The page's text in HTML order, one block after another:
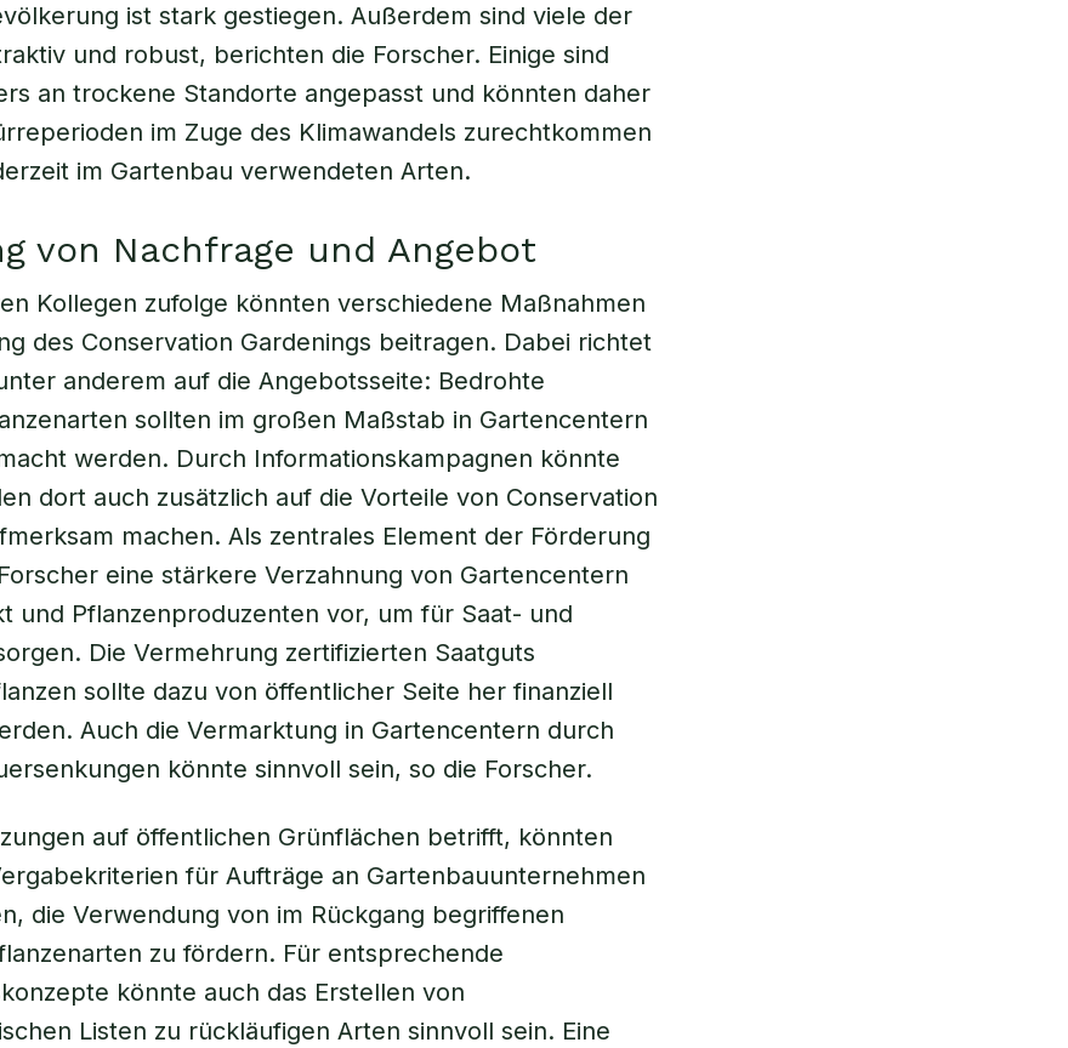
ist stark gestiegen. Außerdem sind viele der
und robust, berichten die Forscher. Einige sind
an trockene Standorte angepasst und könnten daher
im Zuge des Klimawandels zurechtkommen
im Gartenbau verwendeten Arten.
von Nachfrage und Angebot
Kollegen zufolge könnten verschiedene Maßnahmen
des Conservation Gardenings beitragen. Dabei richtet
anderem auf die Angebotsseite: Bedrohte
sollten im großen Maßstab in Gartencentern
werden. Durch Informationskampagnen könnte
dort auch zusätzlich auf die Vorteile von Conservation
machen. Als zentrales Element der Förderung
eine stärkere Verzahnung von Gartencentern
und Pflanzenproduzenten vor, um für Saat- und
Die Vermehrung zertifizierten Saatguts
sollte dazu von öffentlicher Seite her finanziell
Auch die Vermarktung in Gartencentern durch
könnte sinnvoll sein, so die Forscher.
auf öffentlichen Grünflächen betrifft, könnten
für Aufträge an Gartenbauunternehmen
die Verwendung von im Rückgang begriffenen
zu fördern. Für entsprechende
könnte auch das Erstellen von
Listen zu rückläufigen Arten sinnvoll sein. Eine